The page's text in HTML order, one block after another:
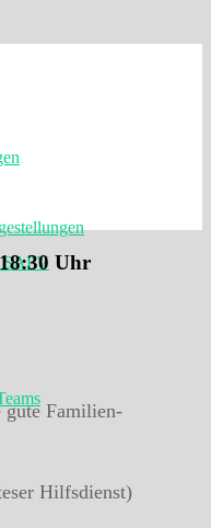
SAPV Uhr
Familien-
Hilfsdienst)